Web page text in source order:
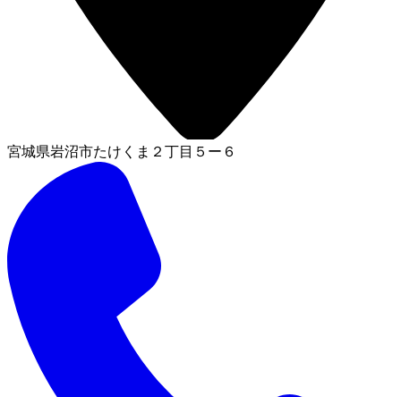
宮城県岩沼市たけくま２丁目５ー６